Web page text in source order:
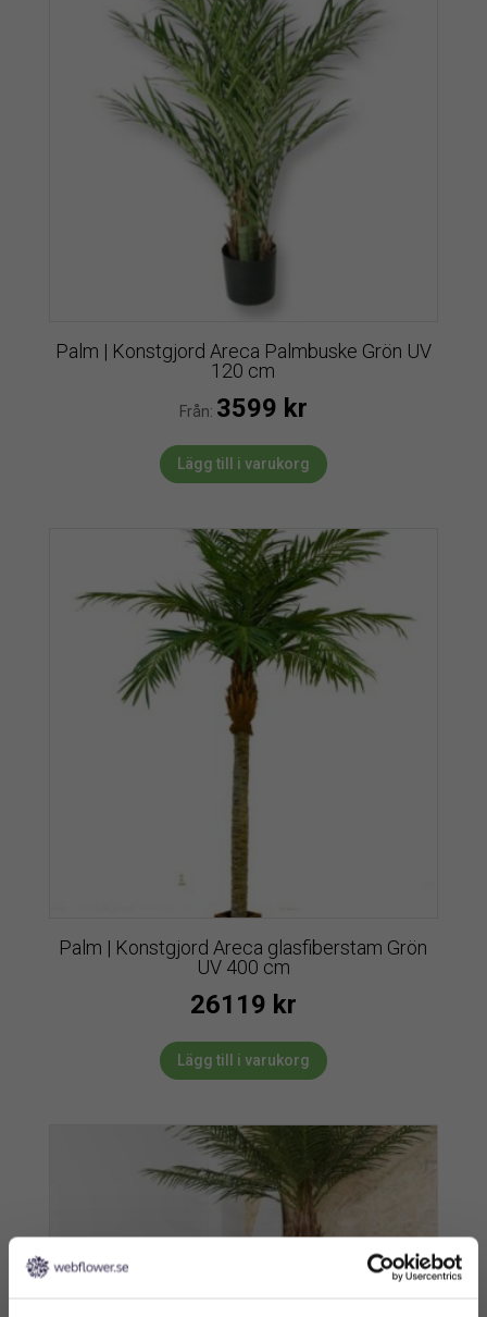
Palm | Konstgjord Areca Palmbuske Grön UV
120 cm
Från: 3599 kr
Lägg till i varukorg
Palm | Konstgjord Areca glasfiberstam Grön
UV 400 cm
26119 kr
Lägg till i varukorg